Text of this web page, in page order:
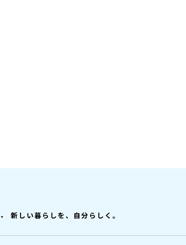
新しい暮らしを、自分らしく。